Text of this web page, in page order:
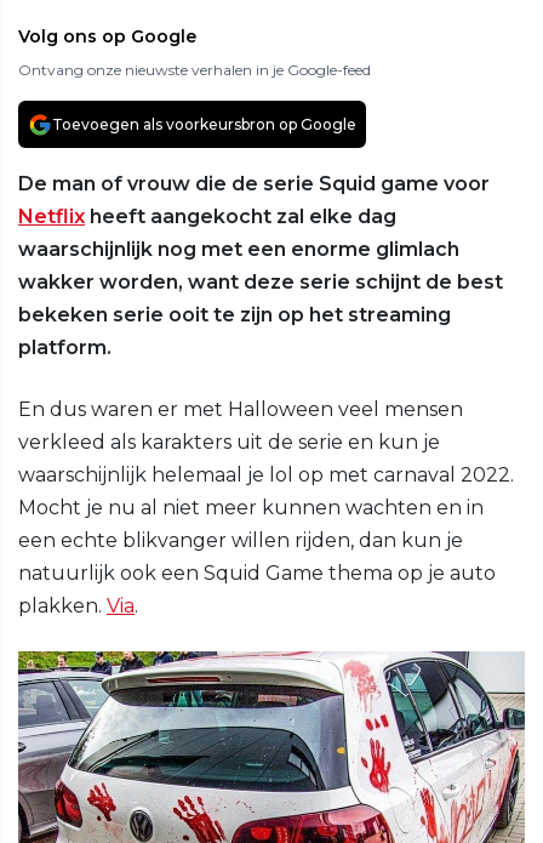
Volg ons op Google
Ontvang onze nieuwste verhalen in je Google-feed
Toevoegen als voorkeursbron op Google
De man of vrouw die de serie Squid game voor
Netflix heeft aangekocht zal elke dag
waarschijnlijk nog met een enorme glimlach
wakker worden, want deze serie schijnt de best
bekeken serie ooit te zijn op het streaming
platform.
En dus waren er met Halloween veel mensen
verkleed als karakters uit de serie en kun je
waarschijnlijk helemaal je lol op met carnaval 2022.
Mocht je nu al niet meer kunnen wachten en in
een echte blikvanger willen rijden, dan kun je
natuurlijk ook een Squid Game thema op je auto
plakken. Via.